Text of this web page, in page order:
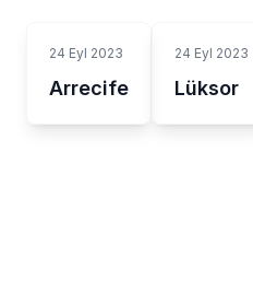
24 Eyl 2023
Arrecife
24 Eyl 2023
Lüksor